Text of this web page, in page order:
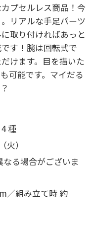
プセルレス商品！今
リアルな手足パーツ
取り付ければあっと
です！腕は回転式で
けます。 目を描いた
可能です。マイだる
種
）
る場合がございま
／組み立て時 約